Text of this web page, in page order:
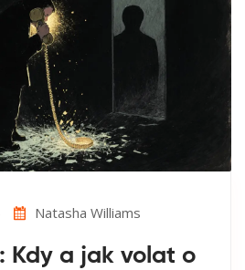
Natasha Williams
Kdy a jak volat o